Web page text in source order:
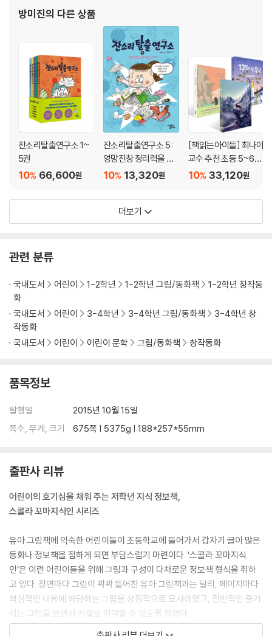
정성에 대해 이야기 하는 책입니다. 양치기 소년 ‘똘똘이’는 눈앞의 상황을
모면하기 위해 거짓말을 하고 친구를 이용하지만, 똘똘이 친구 ‘진심이’는
매사 진심을 다하고 친구의 어려움을 그냥 지나치지 않습니다. 이 둘의 대
조적인 모습을 통해 진정성이 왜 필요하고, 어떻게 해야 진정성 있는 자신
을 만들 수 있는지 배울 수 있습니다. 이렇게 진정성이 있는 사람과 없는 사
람은 본문 속 양들도 알아봅니다. 똘똘이가 돌보는 양들은 똘똘이보다 그
들에게 정성을 다해 노래를 불러 주고 친절하게 대하는 진심이를 더 잘 따
릅니다.
〈스콜라 꼬마지식인〉은 어린이가 알아야 할 기본 지식을 그림과 함께 배우
며 호기심을 채워 가는 저학년 지식 그림책 시리즈입니다. 초등학교 저학
년 교과서에 나오는 주제들을 이 시리즈에서 다양하게 만날 수 있습니다.
만들었습니다. ‘위험한 걸 제일 좋아하는 깜깜 마녀가 안전을 가장 모르는
아이를 잡아 간다’는 중심 내용 속에, 안전 습관이 가장 부족한 아이일수록
려가려는 식으로 이야기가 전개됩니다. 본문에 나오는 무시무시한 마녀에
갖도록 이끕니다. 또한 이야기 안에는 다양한 유형의 안전사고를 보여 주
고, 위험한 장난을 좋아하다 보면 순식간에 아찔한 사고로 이어진다는 내
용도 담고 있습니다.
[도서] 내 마음대로 규칙
식 정보책 시리즈입니다. 초등학교 저학년 교과서에 나오는 주제들을 이
칙》은 ‘스콜라 꼬마지식인’ 시리즈의 열두 번째 책으로, 여러 사람이 함께
지키기로 약속한 규칙의 의미를 자세히 설명해 줍니다. 엄마와의 약속쯤은
려 줍니다.
[도서] 밤밤이와 안녕할 시간
이별이 찾아오면 어떻게 해야 할까? 살아가면서 누구나 이별을 경험하게
가 어른이라고 해서 덜 슬픈 일도 아닙니다. 다만, 어른들은 여러 번의 경험
을 통해, 어떻게 대처해야 할지, 어떻게 이겨 내야 할지 알고 있을 뿐입니
다. 이별이 찾아왔을 때, 어린이들은 사랑하는 사람이나 반려동물을 다시
는 만날 수 없다는 사실을 받아들이기 힘들어합니다. 그래서 헤어짐 자체
를 거부하기도 하고, 화를 내기도 합니다. 그러나 거부하고 화를 낸다고 해
서 일어난 일이 없어지지는 않습니다. 아프겠지만 이별을 인정하고 받아들
방미진의 다른 상품
잔소리탈출연구소 1~
5권
66,600원
10%
잔소리탈출연구소 5 :
엉망진창 정리력을 구
하라 13,320원
10%
[책읽는아이들] 최나야
교수 추천 초등 5~6학
년 세트33,120원
10%
더보기
관련 분류
국내도서 어린이 1-2학년 1-2학년 그림/동화책
1-2학년 창작동
화
국내도서
어린이 3-4학년 3-4학년 그림/동화책
3-4학년 창
작동화
국내도서
어린이 어린이 문학 그림/동화책 창작동화
품목정보
발행일
2015년 10월 15일
쪽수, 무게, 크기
675쪽 | 5375g | 188*257*55mm
출판사 리뷰
어린이의 호기심을 채워 주는 저학년 지식 정보책,
스콜라 꼬마지식인 시리즈
유아 그림책에 익숙한 어린이들이 초등학교에 들어가서 갑자기 글이 많은
동화나 정보책을 접하게 되면 부담스럽기 마련이다. ‘스콜라 꼬마지식
인’은 이런 어린이들을 위해 그림과 구성이 다채로운 정보책 형식을 취하
고 있다. 장면마다 그림이 꽉꽉 들어찬 유아 그림책과는 달리, 페이지마다
핵심적인 내용에 해당하는 그림을 상징적으로 묘사하였고, 전반적인 줄거
리는 그림을 보면서 저절로 파악할 수 있도록 하였다.